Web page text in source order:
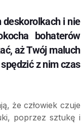
deskorolkach i nie
bohaterów
aż Twój maluch
z nim czas
że człowiek czuje
poprzez sztukę i